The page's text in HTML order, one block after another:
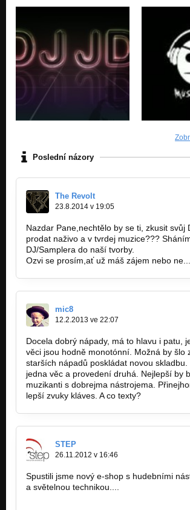
Poslední názory
The Revolt
23.8.2014 v 19:05
Nazdar Pane,nechtělo by se ti, zkusit svůj
prodat naživo a v tvrdej muzice???
DJ/Samplera do naší tvorby.
Ozvi se prosím,ať už máš zájem nebo
mic8
12.2.2013 ve 22:07
Docela dobrý nápady, má to hlavu i patu,
věci jsou hodně monotónní. Možná by šlo
starších nápadů poskládat novou skladbu.
jedna věc a provedení druhá. Nejlepší by
muzikanti s dobrejma nástrojema.
lepší zvuky kláves. A co texty?
STEP
26.11.2012 v 16:46
Spustili jsme nový e-shop s hudebními
a světelnou technikou....